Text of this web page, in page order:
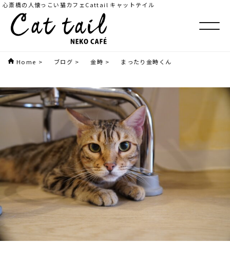
心斎橋の人懐っこい猫カフェCattail キャットテイル
Home > ブログ > 金時 > まったり金時くん